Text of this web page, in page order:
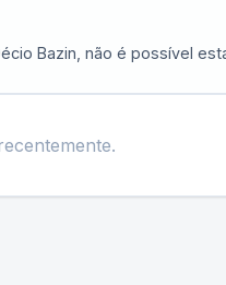
Bazin, não é possível